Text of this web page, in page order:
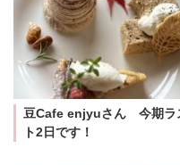
豆Cafe enjyuさん 今期ラ
ト2日です！